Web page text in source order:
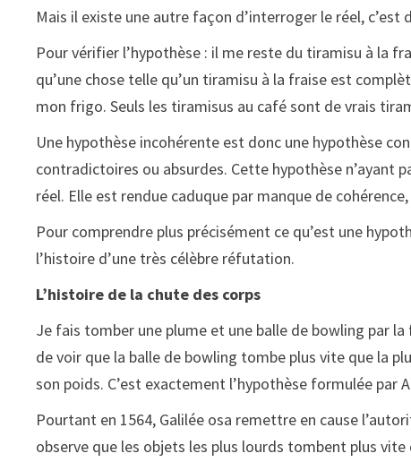
Mais il existe une autre façon d’interroger le réel, c’est
Pour vérifier l’hypothèse : il me reste du tiramisu à la
qu’une chose telle qu’un tiramisu à la fraise est
mon frigo. Seuls les tiramisus au café sont de vrais
Une hypothèse incohérente est donc une hypothèse
contradictoires ou absurdes. Cette hypothèse n’ayant
réel. Elle est rendue caduque par manque de
Pour comprendre plus précisément ce qu’est une
l’histoire d’une très célèbre réfutation.
L’histoire de la chute des corps
Je fais tomber une plume et une balle de bowling par
de voir que la balle de bowling tombe plus vite que la
son poids. C’est exactement l’hypothèse formulée par
Pourtant en 1564, Galilée osa remettre en cause
observe que les objets les plus lourds tombent plus